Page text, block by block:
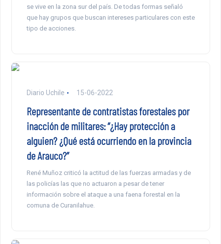
se vive en la zona sur del país. De todas formas señaló
que hay grupos que buscan intereses particulares con este
tipo de acciones.
Diario Uchile 15-06-2022
Representante de contratistas forestales por
inacción de militares: “¿Hay protección a
alguien? ¿Qué está ocurriendo en la provincia
de Arauco?”
René Muñoz criticó la actitud de las fuerzas armadas y de
las policías las que no actuaron a pesar de tener
información sobre el ataque a una faena forestal en la
comuna de Curanilahue.